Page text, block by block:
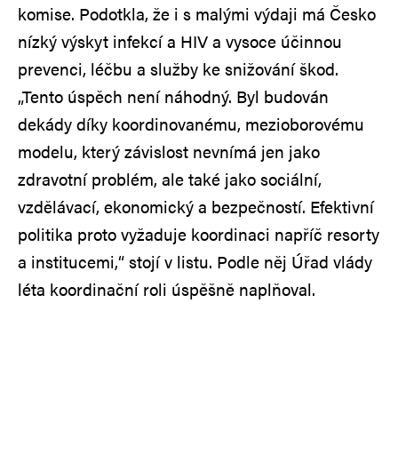
komise. Podotkla, že i s malými výdaji má Česko
nízký výskyt infekcí a HIV a vysoce účinnou
prevenci, léčbu a služby ke snižování škod.
„Tento úspěch není náhodný. Byl budován
dekády díky koordinovanému, mezioborovému
modelu, který závislost nevnímá jen jako
zdravotní problém, ale také jako sociální,
vzdělávací, ekonomický a bezpečností. Efektivní
politika proto vyžaduje koordinaci napříč resorty
a institucemi,“ stojí v listu. Podle něj Úřad vlády
léta koordinační roli úspěšně naplňoval.